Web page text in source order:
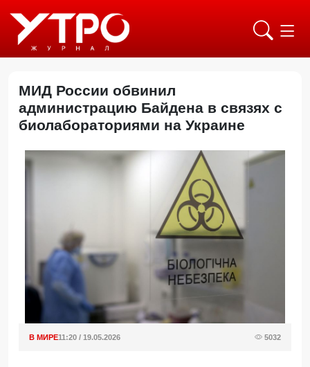
МИД России обвинил
администрацию Байдена в связях с
биолабораториями на Украине
В МИРЕ11:20 / 19.05.2026 5032